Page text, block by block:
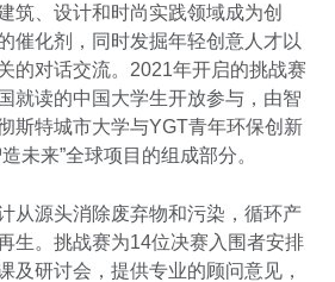
筑、设计和时尚实践领域成为创
催化剂，同时发掘年轻创意人才以
的对话交流。2021年开启的挑战赛
就读的中国大学生开放参与，由智
斯特城市大学与YGT青年环保创新
未来”全球项目的组成部分。
从源头消除废弃物和污染，循环产
生。挑战赛为14位决赛入围者安排
及研讨会，提供专业的顾问意见，